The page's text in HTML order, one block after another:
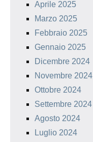
Aprile 2025
Marzo 2025
Febbraio 2025
Gennaio 2025
Dicembre 2024
Novembre 2024
Ottobre 2024
Settembre 2024
Agosto 2024
Luglio 2024